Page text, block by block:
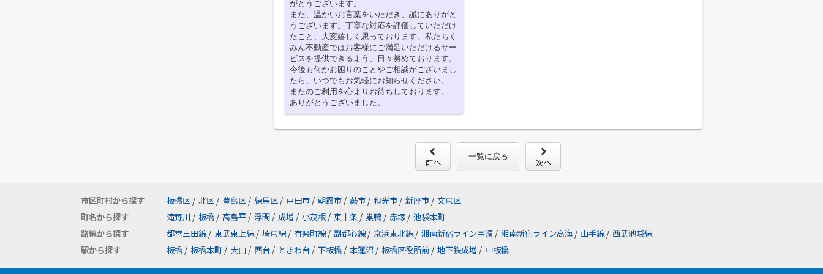
がとうございます。
また、温かいお言葉をいただき、誠にありがと
うございます。丁寧な対応を評価していただけ
たこと、大変嬉しく思っております。私たちく
みん不動産ではお客様にご満足いただけるサー
ビスを提供できるよう、日々努めております。
今後も何かお困りのことやご相談がございまし
たら、いつでもお気軽にお知らせください。
またのご利用を心よりお待ちしております。
ありがとうございました。
一覧に戻る
市区町村から探す 板橋区 / 北区 / 豊島区 / 練馬区 / 戸田市 / 朝霞市 / 蕨市 / 和光市 / 新座市 / 文京区
町名から探す
滝野川 / 板橋 / 高島平 / 浮間 / 成増 / 小茂根 / 東十条 / 巣鴨 / 赤塚 / 池袋本町
路線から探す
都営三田線 / 東武東上線 / 埼京線 / 有楽町線 / 副都心線 / 京浜東北線 / 湘南新宿ライン宇須 / 湘南新宿ライン高海 / 山手線 / 西武池袋線
駅から探す
板橋 / 板橋本町 / 大山 / 西台 / ときわ台 / 下板橋 / 本蓮沼 / 板橋区役所前 / 地下鉄成増 / 中板橋